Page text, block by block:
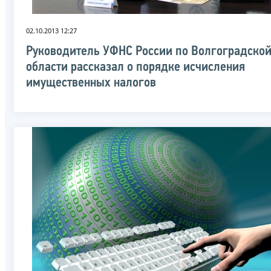
02.10.2013 12:27
Руководитель УФНС России по Волгоградской
области рассказал о порядке исчисления
имущественных налогов